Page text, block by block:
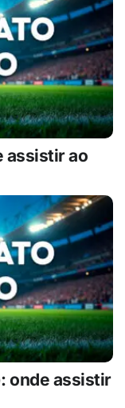
assistir ao
onde assistir